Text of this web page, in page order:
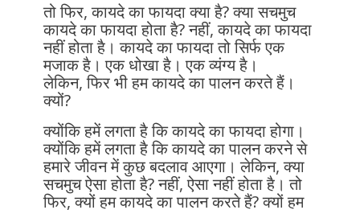
तो फिर, कायदे का फायदा क्या है? क्या सचमुच
कायदे का फायदा होता है? नहीं, कायदे का फायदा
नहीं होता है। कायदे का फायदा तो सिर्फ एक
मजाक है। एक धोखा है। एक व्यंग्य है।
लेकिन, फिर भी हम कायदे का पालन करते हैं।
क्यों?
क्योंकि हमें लगता है कि कायदे का फायदा होगा।
क्योंकि हमें लगता है कि कायदे का पालन करने से
हमारे जीवन में कुछ बदलाव आएगा। लेकिन, क्या
सचमुच ऐसा होता है? नहीं, ऐसा नहीं होता है। तो
फिर, क्यों हम कायदे का पालन करते हैं? क्यों हम